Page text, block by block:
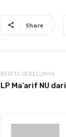
Share
BERITA SEBELUMYA
LP Ma’arif NU